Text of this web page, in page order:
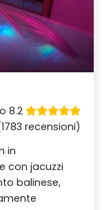
8.2
recensioni)
in
con jacuzzi
balinese,